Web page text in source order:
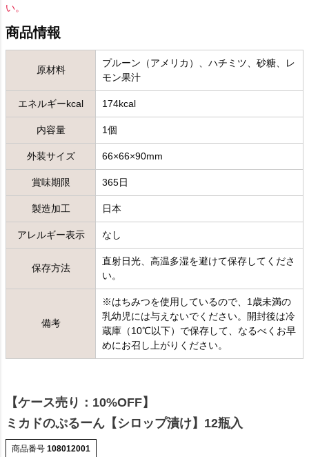
い。
商品情報
原材料
プルーン（アメリカ）、ハチミツ、砂糖、レ
モン果汁
エネルギーkcal 174kcal
内容量 1個
外装サイズ 66×66×90mm
賞味期限 365日
製造加工 日本
アレルギー表示 なし
保存方法
直射日光、高温多湿を避けて保存してくださ
い。
備考
※はちみつを使用しているので、1歳未満の
乳幼児には与えないでください。開封後は冷
蔵庫（10℃以下）で保存して、なるべくお早
めにお召し上がりください。
【ケース売り：10%OFF】
ミカドのぷるーん【シロップ漬け】12瓶入
商品番号 108012001